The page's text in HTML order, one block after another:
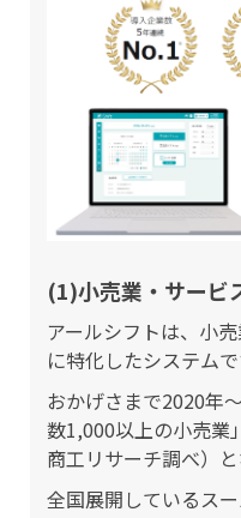
(1)小売業・サービ
アールシフトは、小
に特化したシステムで
おかげさまで2020年
数1,000以上の小売
商工リサーチ調べ）と
全国展開しているス